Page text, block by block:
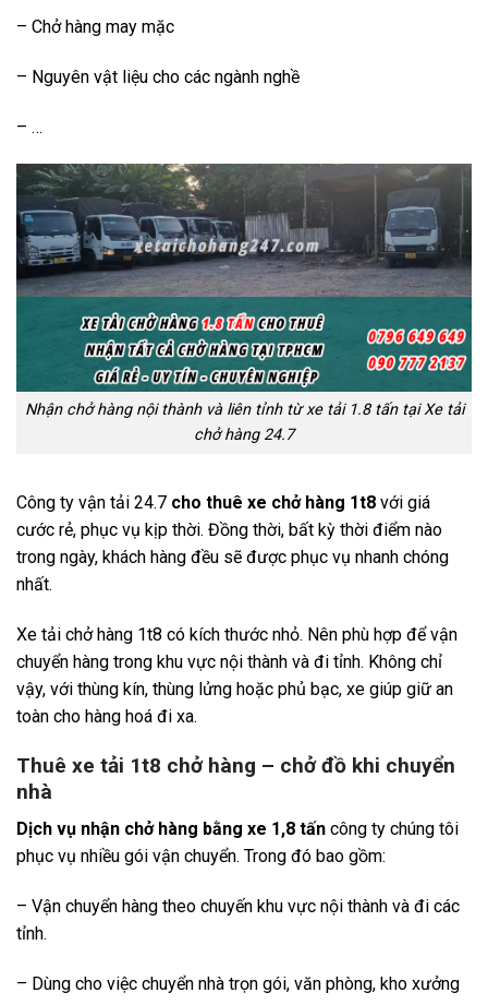
– Chở hàng may mặc
– Nguyên vật liệu cho các ngành nghề
– …
Nhận chở hàng nội thành và liên tỉnh từ xe tải 1.8 tấn tại Xe tải
chở hàng 24.7
Công ty vận tải 24.7 cho thuê xe chở hàng 1t8 với giá
cước rẻ, phục vụ kịp thời. Đồng thời, bất kỳ thời điểm nào
trong ngày, khách hàng đều sẽ được phục vụ nhanh chóng
nhất.
Xe tải chở hàng 1t8 có kích thước nhỏ. Nên phù hợp để vận
chuyển hàng trong khu vực nội thành và đi tỉnh. Không chỉ
vậy, với thùng kín, thùng lửng hoặc phủ bạc, xe giúp giữ an
toàn cho hàng hoá đi xa.
Thuê xe tải 1t8 chở hàng – chở đồ khi chuyển
nhà
Dịch vụ nhận chở hàng bằng xe 1,8 tấn công ty chúng tôi
phục vụ nhiều gói vận chuyển. Trong đó bao gồm:
– Vận chuyển hàng theo chuyến khu vực nội thành và đi các
tỉnh.
– Dùng cho việc chuyển nhà trọn gói, văn phòng, kho xưởng